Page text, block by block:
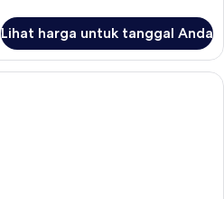
Lihat harga untuk tanggal Anda
Seprai premium, minibar, brankas,